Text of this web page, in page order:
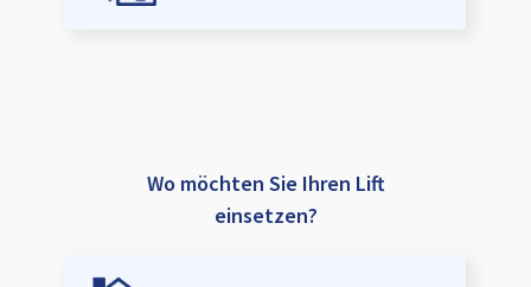
Wo möchten Sie Ihren Lift
einsetzen?